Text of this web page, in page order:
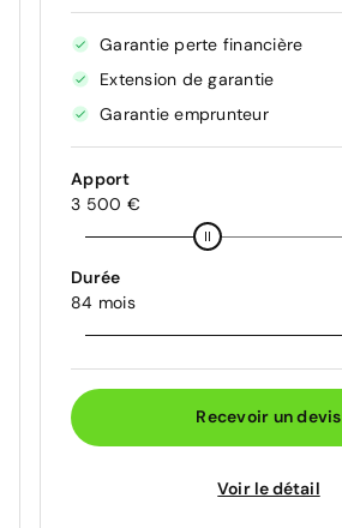
Garantie perte financière
Extension de garantie
Garantie emprunteur
Apport
3 500 €
Durée
84 mois
Recevoir un devis
Voir le détail